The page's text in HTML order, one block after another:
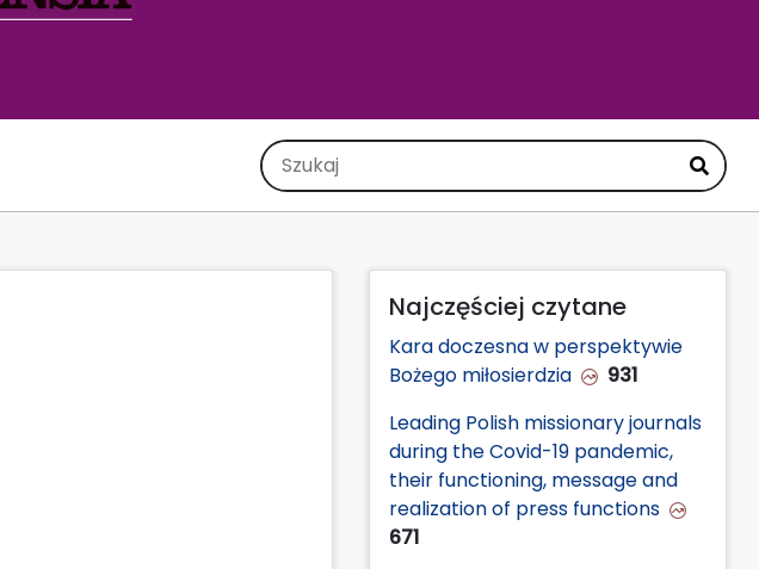
Najczęściej czytane
Kara doczesna w perspektywie
Bożego miłosierdzia
931
Leading Polish missionary journals
during the Covid-19 pandemic,
their functioning, message and
realization of press functions
671